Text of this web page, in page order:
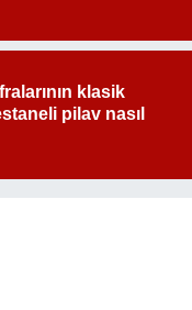
klasik
pilav nasıl